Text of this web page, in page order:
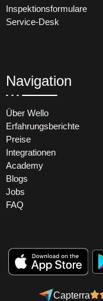
Inspektionsformulare
Service-Desk
Navigation
Über Wello
Erfahrungsberichte
Preise
Integrationen
Academy
Blogs
Jobs
FAQ
Capterra